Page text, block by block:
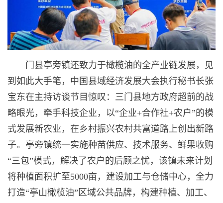
门县亭旁镇还致力于橄榄油的全产业链发展，见
到如此大手笔，中国县域经济发展大会执行秘书长张
宝东在主持访谈节目惊叹：三门县地方政府超前的战
略眼光，牵手科技企业，以“企业+合作社+农户”的模
式发展新农业，在乡村振兴农村共富道路上创出新路
子。亭旁镇统一实施种苗供应、技术服务、鲜果收购
“三包”模式，解决了农户的后顾之忧，该镇未来计划
将种植面积扩至5000亩，建设加工与仓储中心，全力
打造“亭山橄榄油”区域公共品牌，构建种植、加工、